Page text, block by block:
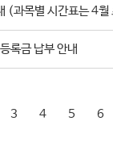
록금 납부 안내
3 4 5 6